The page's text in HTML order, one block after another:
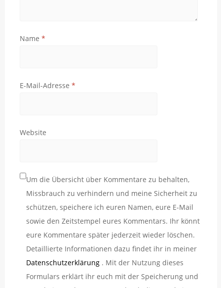
Name *
E-Mail-Adresse *
Website
Um die Übersicht über Kommentare zu behalten,
Missbrauch zu verhindern und meine Sicherheit zu
schützen, speichere ich euren Namen, eure E-Mail
sowie den Zeitstempel eures Kommentars. Ihr könnt
eure Kommentare später jederzeit wieder löschen.
Detaillierte Informationen dazu findet ihr in meiner
Datenschutzerklärung . Mit der Nutzung dieses
Formulars erklärt ihr euch mit der Speicherung und